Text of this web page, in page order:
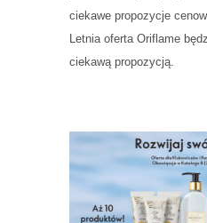
ciekawe propozycje
Letnia oferta Oriflame
ciekawą propozycją.